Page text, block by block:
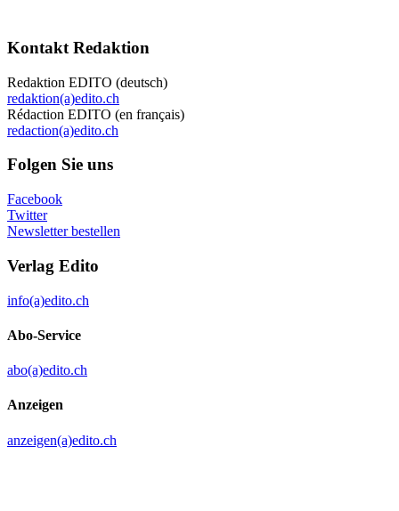
Kontakt Redaktion
Redaktion EDITO (deutsch)
redaktion(a)edito.ch
Rédaction EDITO (en français)
redaction(a)edito.ch
Folgen Sie uns
Facebook
Twitter
Newsletter bestellen
Verlag Edito
info(a)edito.ch
Abo-Service
abo(a)edito.ch
Anzeigen
anzeigen(a)edito.ch